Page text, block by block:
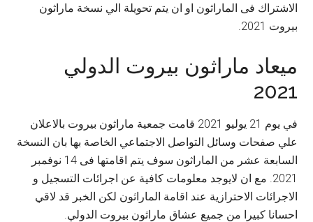
الاشتراك فى الماراثون او ان يتم تحويلة الي نسخة ماراثون
بيروت 2021.
ميعاد ماراثون بيروت الدولي
2021
في يوم 21 يوليو 2021 قامت جمعية ماراثون بيروت بالاعلان
علي صفحات وسائل التواصل الاجتماعي الخاصة بها بان النسخة
السابعة عشر من الماراثون سوف يتم اقامتها فى 14 نوفمبر
2021. مع ان لايوجد معلومات كافية عن اجرائات التسجيل و
الاجرائات الاحترازية عند اقامة الماراثون لكن الخبر قد لاقي
احسانا كبيرا من جميع عشاق ماراثون بيروت الدولي.